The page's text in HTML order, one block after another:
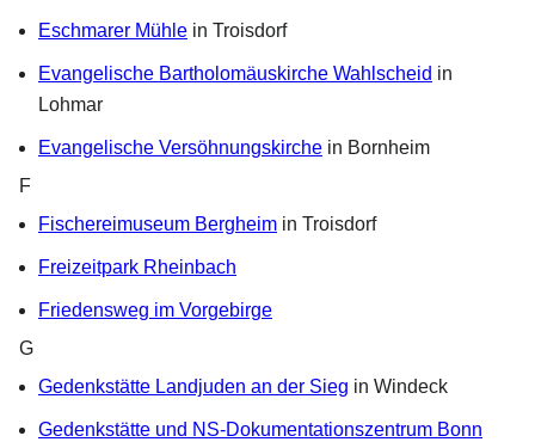
Eschmarer Mühle in Troisdorf
Evangelische Bartholomäuskirche Wahlscheid in
Lohmar
Evangelische Versöhnungskirche in Bornheim
F
Fischereimuseum Bergheim in Troisdorf
Freizeitpark Rheinbach
Friedensweg im Vorgebirge
G
Gedenkstätte Landjuden an der Sieg in Windeck
Gedenkstätte und NS-Dokumentationszentrum Bonn